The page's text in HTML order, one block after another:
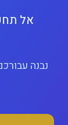
אל
נבנה